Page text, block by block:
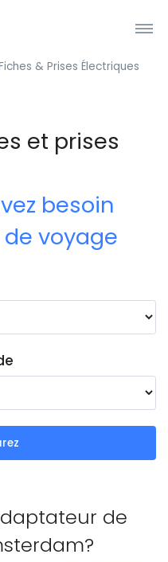
& Prises Électriques
et prises
besoin
voyage
de